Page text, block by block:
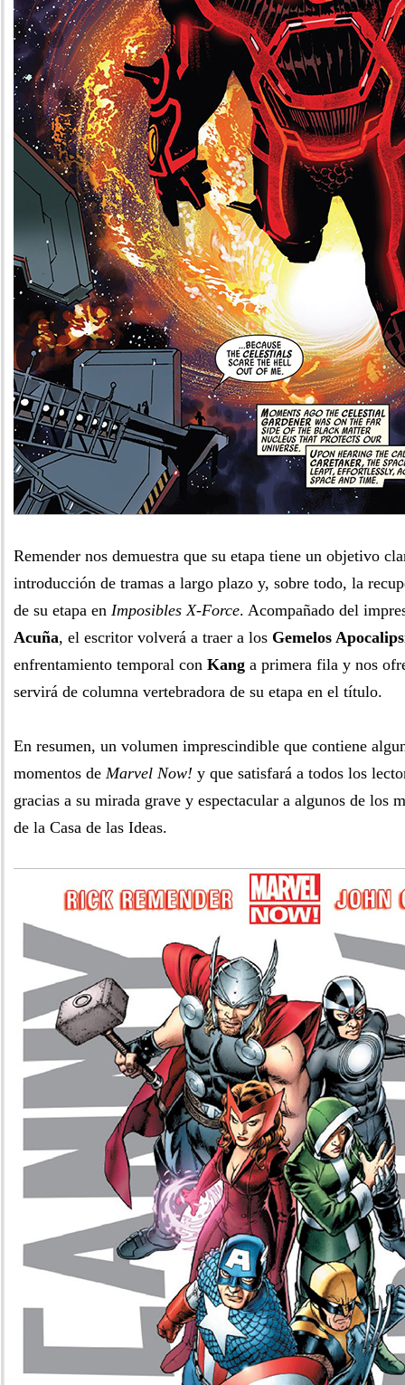
Remender nos demuestra que su etapa tiene un objetivo
introducción de tramas a largo plazo y, sobre todo, la
de su etapa en Imposibles X-Force. Acompañado del
Acuña, el escritor volverá a traer a los Gemelos
enfrentamiento temporal con Kang a primera fila y nos
servirá de columna vertebradora de su etapa en el título.
En resumen, un volumen imprescindible que contiene
momentos de Marvel Now! y que satisfará a todos los
gracias a su mirada grave y espectacular a algunos de los
de la Casa de las Ideas.